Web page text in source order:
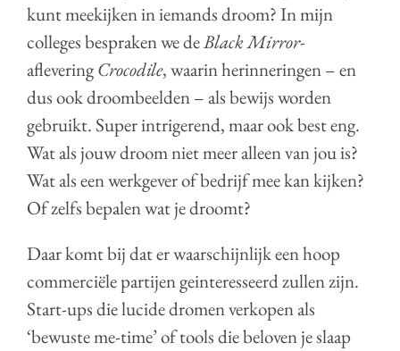
kunt meekijken in iemands droom? In mijn
colleges bespraken we deBlack Mirror-
afleveringCrocodile, waarin herinneringen – en
dus ook droombeelden – als bewijs worden
gebruikt. Super intrigerend, maar ook best eng.
Wat als jouw droom niet meer alleen van jou is?
Wat als een werkgever of bedrijf mee kan kijken?
Of zelfs bepalen wat je droomt?
Daar komt bij dat er waarschijnlijk een hoop
commerciële partijen geinteresseerd zullen zijn.
Start-ups die lucide dromen verkopen als
‘bewuste me-time’ of tools die beloven je slaap